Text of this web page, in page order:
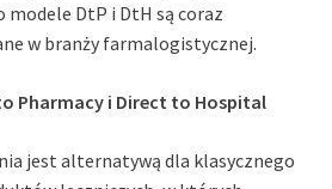
modele DtP i DtH są coraz
w branży farmalogistycznej.
Pharmacy i Direct to Hospital
jest alternatywą dla klasycznego